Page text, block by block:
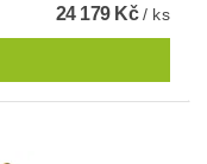
24 179 Kč/ ks